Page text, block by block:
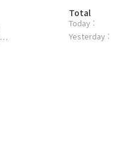
방
문
자
Total
Today :
Yesterday :